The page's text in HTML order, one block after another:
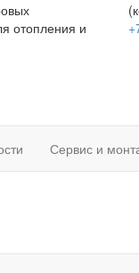
отопления и
Сервис и